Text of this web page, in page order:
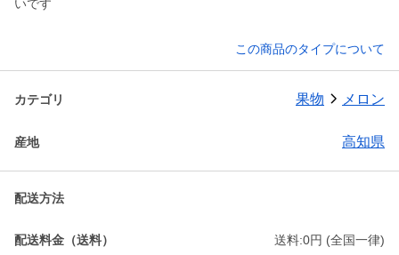
この商品のタイプについて
カテゴリ 果物 メロン
産地 高知県
配送方法
配送料金（送料） 送料:0円 (全国一律)